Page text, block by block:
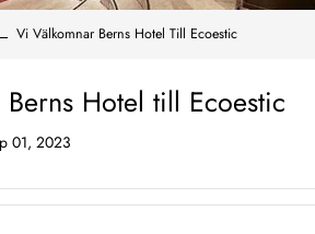
Vi Välkomnar Berns Hotel Till Ecoestic
Hotel till Ecoestic
01, 2023